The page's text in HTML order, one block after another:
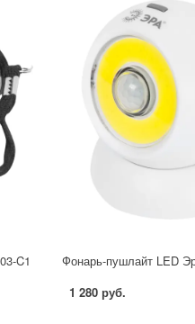
C1
1 280 руб.